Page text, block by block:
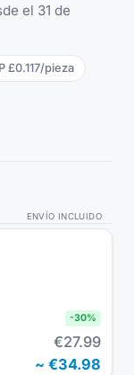
el 31 de
£0.117/pieza
ENVÍO INCLUIDO
-30%
€27.99
~ €34.98